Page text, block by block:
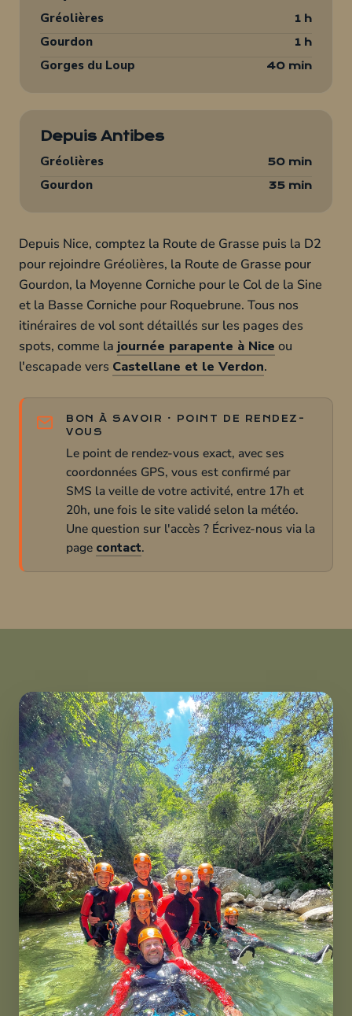
Gréolières
1 h
Gourdon 1 h
Gorges du Loup 40 min
Depuis Antibes
Gréolières
50 min
Gourdon 35 min
Depuis Nice, comptez la Route de Grasse puis la D2
pour rejoindre Gréolières, la Route de Grasse pour
Gourdon, la Moyenne Corniche pour le Col de la Sine
et la Basse Corniche pour Roquebrune. Tous nos
itinéraires de vol sont détaillés sur les pages des
spots, comme la journée parapente à Nice ou
l'escapade vers Castellane et le Verdon.
BON À SAVOIR · POINT DE RENDEZ-
VOUS
Le point de rendez-vous exact, avec ses
coordonnées GPS, vous est confirmé par
SMS la veille de votre activité, entre 17h et
20h, une fois le site validé selon la météo.
Une question sur l'accès ? Écrivez-nous via la
page contact.